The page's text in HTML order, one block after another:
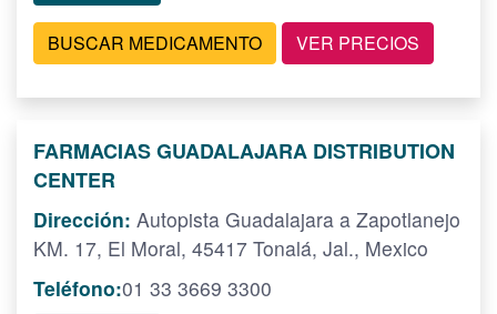
BUSCAR MEDICAMENTO VER PRECIOS
FARMACIAS GUADALAJARA DISTRIBUTION
CENTER
Dirección: Autopista Guadalajara a Zapotlanejo
KM. 17, El Moral, 45417 Tonalá, Jal., Mexico
Teléfono:01 33 3669 3300